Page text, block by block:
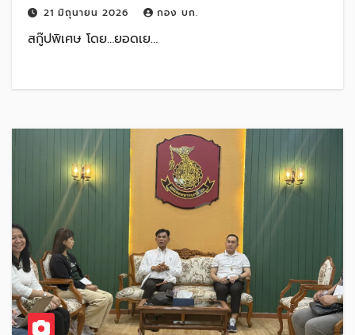
21 มิถุนายน 2026 กอง บก.
สกู๊ปพิเศษ โดย…ยอดเย…